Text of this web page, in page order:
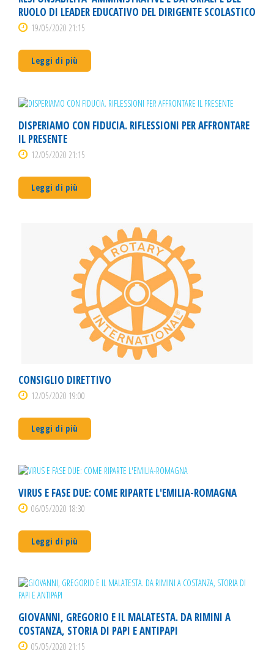
RUOLO DI LEADER EDUCATIVO DEL DIRIGENTE SCOLASTICO
19/05/2020 21:15
Leggi di più
DISPERIAMO CON FIDUCIA. RIFLESSIONI PER AFFRONTARE
IL PRESENTE
12/05/2020 21:15
Leggi di più
CONSIGLIO DIRETTIVO
12/05/2020 19:00
Leggi di più
VIRUS E FASE DUE: COME RIPARTE L'EMILIA-ROMAGNA
06/05/2020 18:30
Leggi di più
GIOVANNI, GREGORIO E IL MALATESTA. DA RIMINI A
COSTANZA, STORIA DI PAPI E ANTIPAPI
05/05/2020 21:15